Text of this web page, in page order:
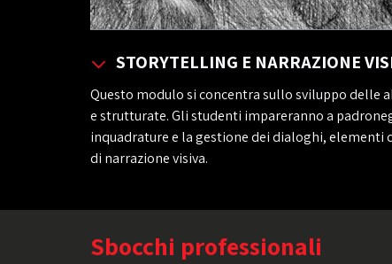
STORYTELLING E NARRAZIONE
Questo modulo si concentra sullo sviluppo delle
e strutturate. Gli studenti impareranno a
inquadrature e la gestione dei dialoghi,
di narrazione visiva.
Sbocchi professionali